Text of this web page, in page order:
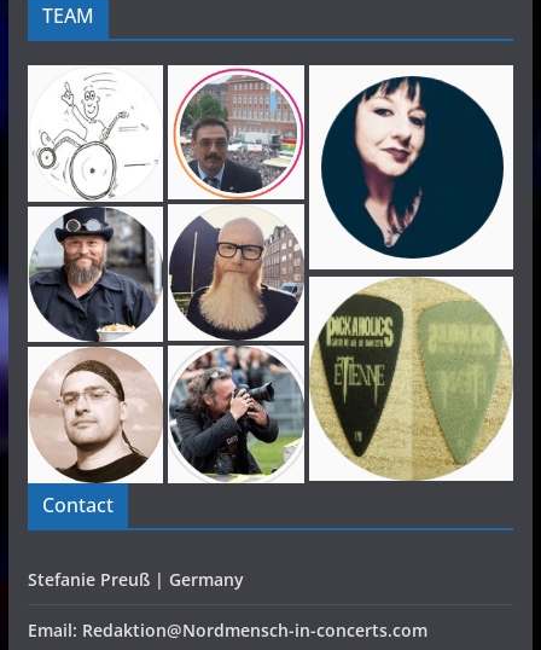
TEAM
Contact
Stefanie Preuß | Germany
Email: Redaktion@Nordmensch-in-concerts.com